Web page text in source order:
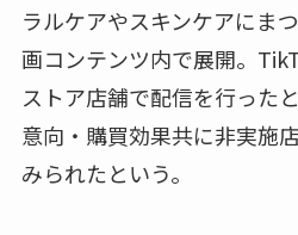
ラルケアやスキンケアにま
画コンテンツ内で展開。
ストア店舗で配信を行った
意向・購買効果共に非実施
みられたという。